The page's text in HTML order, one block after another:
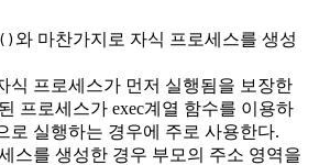
와 마찬가지로 자식 프로세스를 생성
식 프로세스가 먼저 실행됨을 보장한
프로세스가 exec계열 함수를 이용하
로 실행하는 경우에 주로 사용한다.
스를 생성한 경우 부모의 주소 영역을